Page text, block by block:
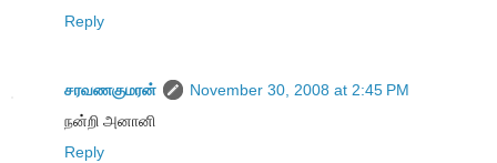
Reply
சரவணகுமரன்
November 30, 2008 at 2:45 PM
நன்றி அனானி
Reply